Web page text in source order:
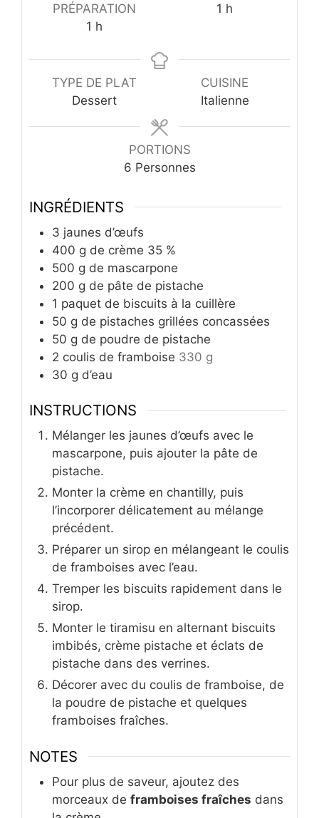
PRÉPARATION
1 heure
h
1 heure
h
TYPE DE PLAT
Dessert
CUISINE
Italienne
PORTIONS
6 Personnes
INGRÉDIENTS
3 jaunes d’œufs
400 g de crème 35 %
500 g de mascarpone
200 g de pâte de pistache
1 paquet de biscuits à la cuillère
50 g de pistaches grillées concassées
50 g de poudre de pistache
2 coulis de framboise 330 g
30 g d’eau
INSTRUCTIONS
Mélanger les jaunes d’œufs avec le
mascarpone, puis ajouter la pâte de
pistache.
Monter la crème en chantilly, puis
l’incorporer délicatement au mélange
précédent.
Préparer un sirop en mélangeant le coulis
de framboises avec l’eau.
Tremper les biscuits rapidement dans le
sirop.
Monter le tiramisu en alternant biscuits
imbibés, crème pistache et éclats de
pistache dans des verrines.
Décorer avec du coulis de framboise, de
la poudre de pistache et quelques
framboises fraîches.
NOTES
Pour plus de saveur, ajoutez des
morceaux de framboises fraîches dans